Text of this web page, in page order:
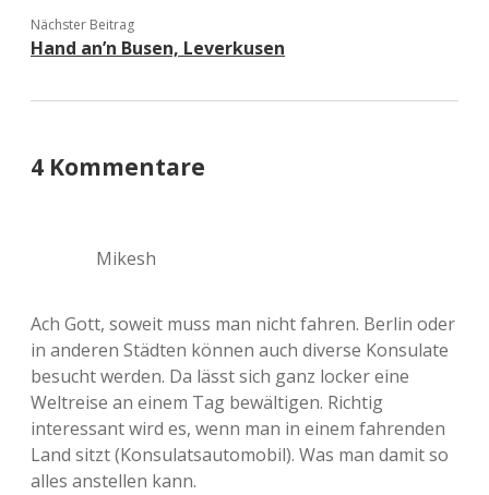
Nächster Beitrag
Hand an’n Busen, Leverkusen
4 Kommentare
Mikesh
Ach Gott, soweit muss man nicht fahren. Berlin oder
in anderen Städten können auch diverse Konsulate
besucht werden. Da lässt sich ganz locker eine
Weltreise an einem Tag bewältigen. Richtig
interessant wird es, wenn man in einem fahrenden
Land sitzt (Konsulatsautomobil). Was man damit so
alles anstellen kann.